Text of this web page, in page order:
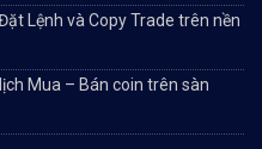
Lệnh và Copy Trade trên nền
Mua – Bán coin trên sàn